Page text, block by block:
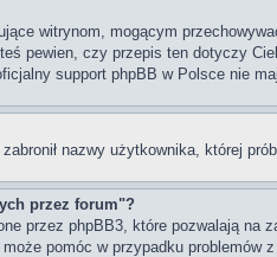
witrynom, mogącym
pewien, czy przepis ten dotyczy
support phpBB w Polsce nie
zabronił nazwy użytkownika, której
przez forum"?
przez phpBB3, które pozwalają
pomóc w przypadku problemów